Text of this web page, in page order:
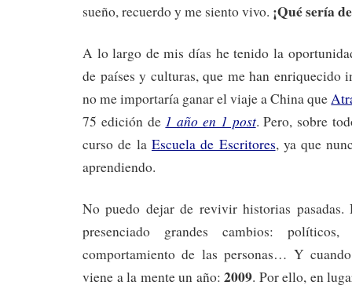
sueño, recuerdo y me siento vivo. ¡Qué sería
A lo largo de mis días he tenido la
de países y culturas, que me han enriquecido
no me importaría ganar el viaje a China que
75 edición de 1 año en 1 post. Pero, sobre
curso de la Escuela de Escritores, ya que
aprendiendo.
No puedo dejar de revivir historias pasadas.
presenciado grandes cambios:
comportamiento de las personas… Y
viene a la mente un año:2009. Por ello, en